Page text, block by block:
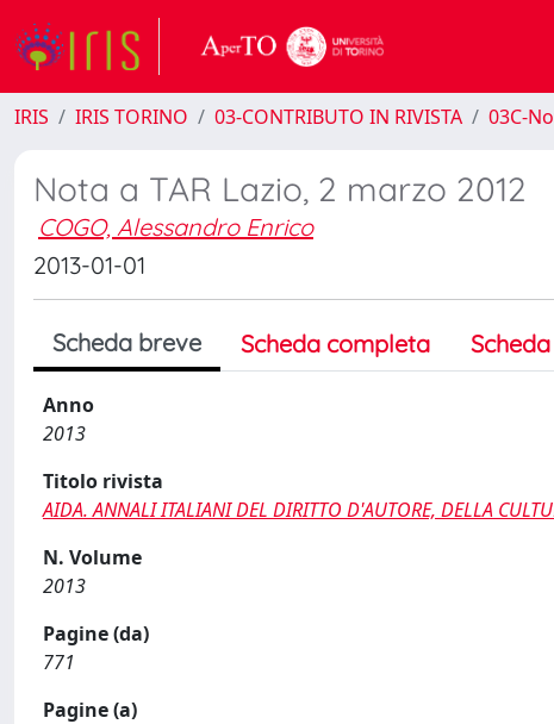
IRIS IRIS TORINO 03-CONTRIBUTO IN RIVISTA 03C-
Nota a TAR Lazio, 2 marzo 2012
COGO, Alessandro Enrico
2013-01-01
Scheda breve Scheda completa
Anno
2013
Titolo rivista
AIDA. ANNALI ITALIANI DEL DIRITTO D'AUTORE, DELLA
N. Volume
2013
Pagine (da)
771
Pagine (a)